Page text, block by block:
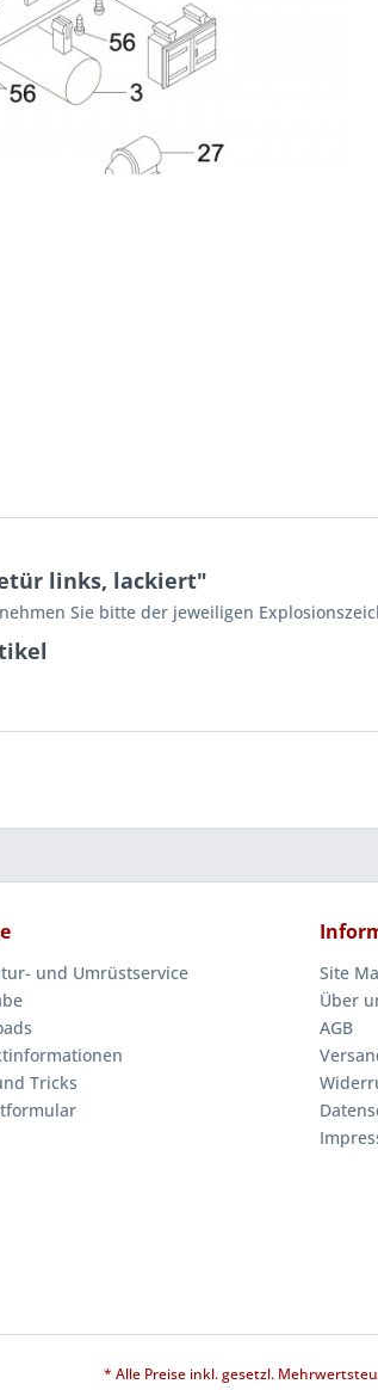
links, lackiert"
Sie bitte der jeweiligen
und Umrüstservice
Tricks
Site
Über
AGB
* Alle Preise inkl. gesetzl.